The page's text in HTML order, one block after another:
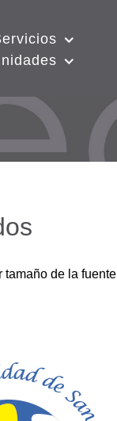
tamaño de la fuente